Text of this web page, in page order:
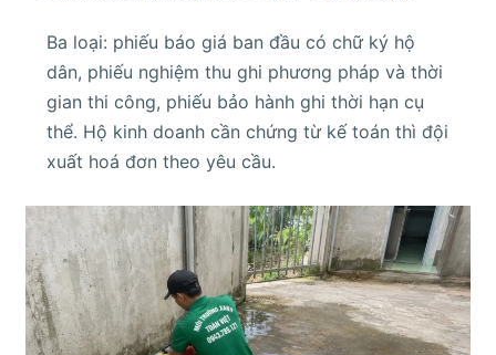
Ba loại: phiếu báo giá ban đầu có chữ ký hộ
dân, phiếu nghiệm thu ghi phương pháp và thời
gian thi công, phiếu bảo hành ghi thời hạn cụ
thể. Hộ kinh doanh cần chứng từ kế toán thì đội
xuất hoá đơn theo yêu cầu.